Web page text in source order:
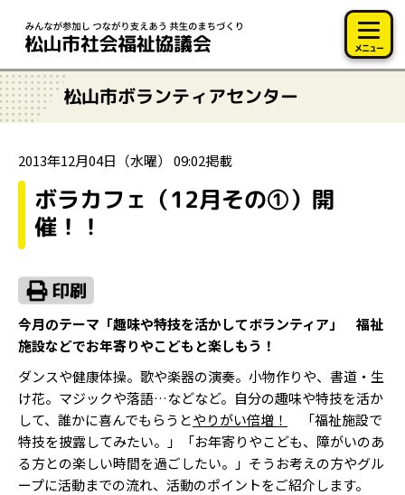
メニュー
松山市ボランティアセンター
2013年12月04日（水曜） 09:02掲載
ボラカフェ（12月その①）開
催！！
今月のテーマ「趣味や特技を活かしてボランティア」 福祉
施設などでお年寄りやこどもと楽しもう！
ダンスや健康体操。歌や楽器の演奏。小物作りや、書道・生
け花。マジックや落語…などなど。自分の趣味や特技を活か
して、誰かに喜んでもらうとやりがい倍増！
「福祉施設で
特技を披露してみたい。」「お年寄りやこども、障がいのあ
る方との楽しい時間を過ごしたい。」そうお考えの方やグル
ープに活動までの流れ、活動のポイントをご紹介します。